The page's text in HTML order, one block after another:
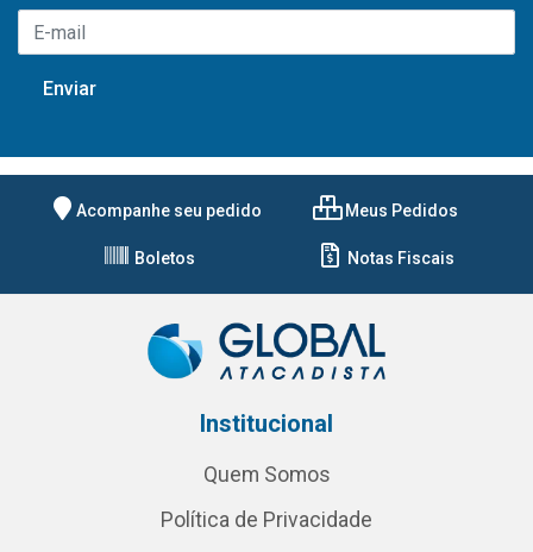
Acompanhe seu pedido Meus Pedidos
Boletos Notas Fiscais
Institucional
Quem Somos
Política de Privacidade